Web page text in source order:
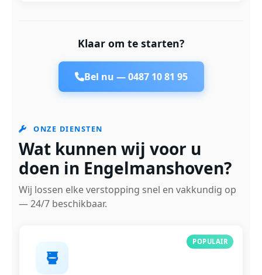
Klaar om te starten?
Bel nu —0487 10 81 95
ONZE DIENSTEN
Wat kunnen wij voor u
doen in Engelmanshoven?
Wij lossen elke verstopping snel en vakkundig op
— 24/7 beschikbaar.
POPULAIR